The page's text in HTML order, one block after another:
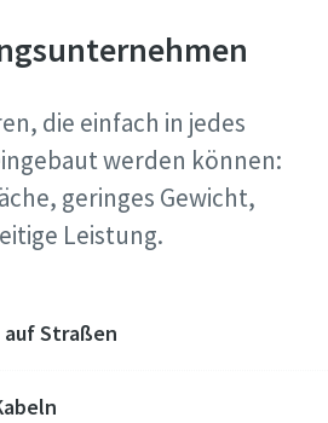
die einfach in jedes
werden können:
geringes Gewicht,
Leistung.
Straßen